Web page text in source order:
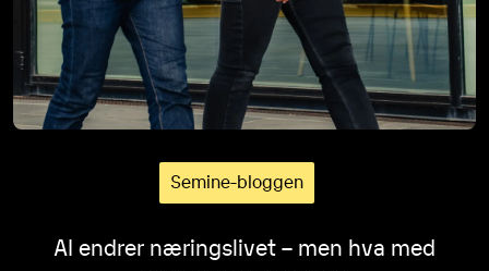
Semine-bloggen
AI endrer næringslivet – men hva med